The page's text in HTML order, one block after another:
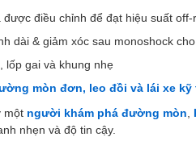
điều chỉnh để đạt hiệu suất off-
dài & giảm xóc sau monoshock
lốp gai và khung nhẹ
mòn đơn, leo đồi và lái xe kỹ
một người khám phá đường mòn,
nhẹn và độ tin cậy.